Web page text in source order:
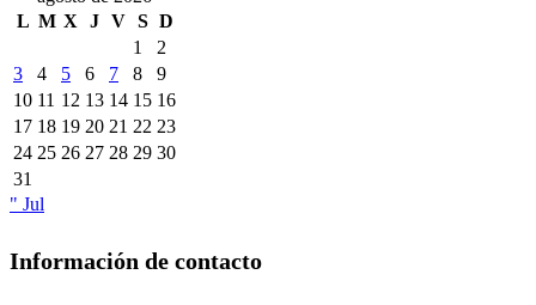
L M X J V S D
1
2
3
4 5 6 7 8
9
10 11 12 13 14 15 16
17 18 19 20 21 22 23
24 25 26 27 28 29 30
31
" Jul
Información de contacto